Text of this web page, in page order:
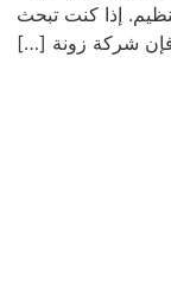
إذا كنت تبحث
فإن شركة زونة […]